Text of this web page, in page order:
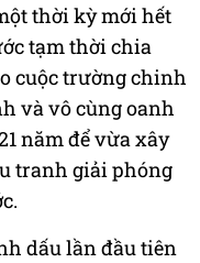
thời kỳ mới hết
tạm thời chia
cuộc trường chinh
và vô cùng oanh
năm để vừa xây
tranh giải phóng
dấu lần đầu tiên